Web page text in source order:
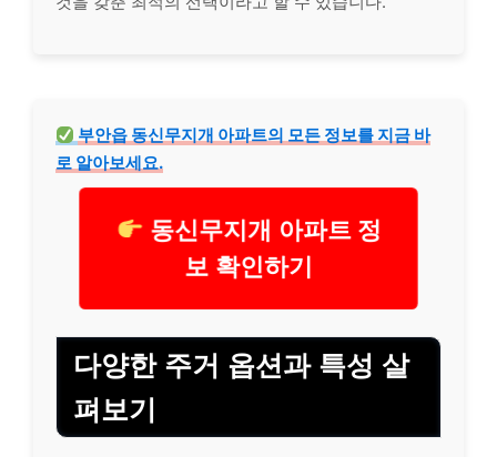
부안읍 동신무지개 아파트의 모든 정보를 지금 바
로 알아보세요.
동신무지개 아파트 정
보 확인하기
다양한 주거 옵션과 특성 살
펴보기